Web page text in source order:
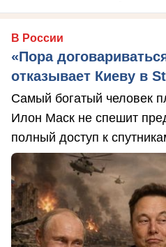
В России
«Пора
отказывает Киеву в
Самый богатый человек
Илон Маск не спешит
полный доступ к